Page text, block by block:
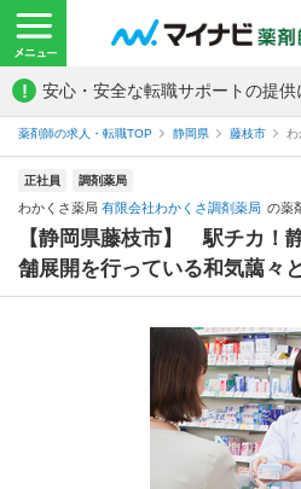
! 安心・安全な転職サポートの提供
薬剤師の求人・転職TOP 静岡県 藤枝市
正社員 調剤薬局
わかくさ薬局 有限会社わかくさ調剤薬局 の薬
【静岡県藤枝市】 駅チカ！
舗展開を行っている和気藹々